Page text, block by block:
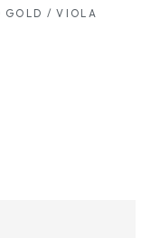
GOLD / VIOLA